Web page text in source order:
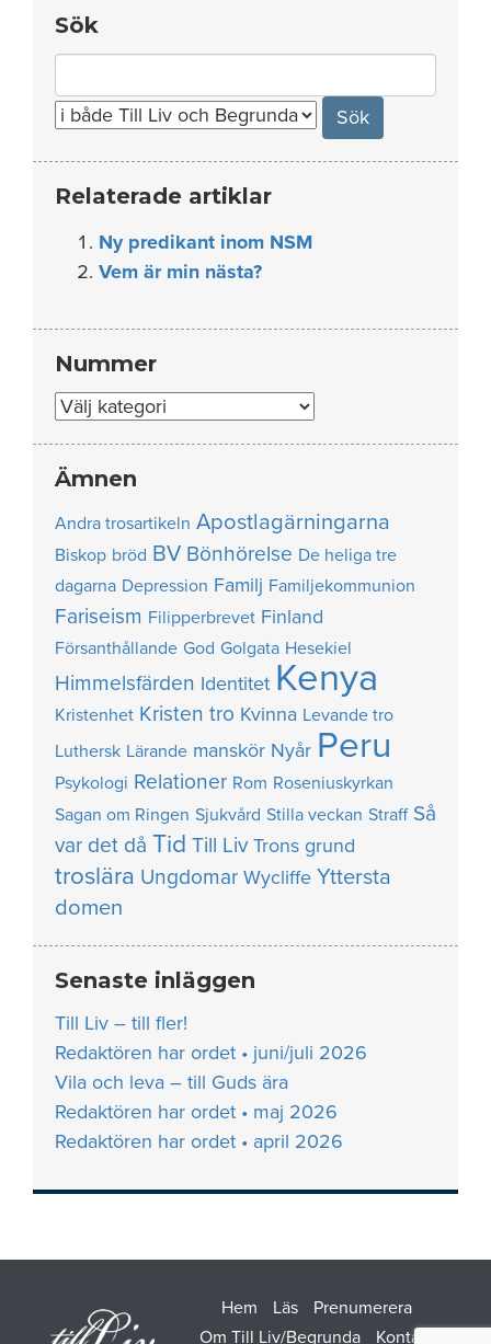
Sök
for:
Relaterade artiklar
Ny predikant inom NSM
Vem är min nästa?
Nummer
Nummer
Ämnen
Andra trosartikeln Apostlagärningarna
Biskop bröd BV Bönhörelse De heliga tre
dagarna Depression Familj Familjekommunion
Fariseism Filipperbrevet Finland
Försanthållande God Golgata Hesekiel
Himmelsfärden Identitet Kenya
Kristenhet Kristen tro Kvinna Levande tro
Luthersk Lärande manskör Nyår Peru
Psykologi Relationer Rom Roseniuskyrkan
Sagan om Ringen Sjukvård Stilla veckan Straff Så
var det då Tid Till Liv Trons grund
troslära Ungdomar Wycliffe Yttersta
domen
Senaste inläggen
Till Liv – till fler!
Redaktören har ordet • juni/juli 2026
Vila och leva – till Guds ära
Redaktören har ordet • maj 2026
Redaktören har ordet • april 2026
Hem Läs
Prenumerera
Om Till Liv/Begrunda
Kontakt